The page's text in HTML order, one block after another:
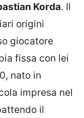
Korda. Il
origini
giocatore
fissa con lei
nato in
impresa nel
il